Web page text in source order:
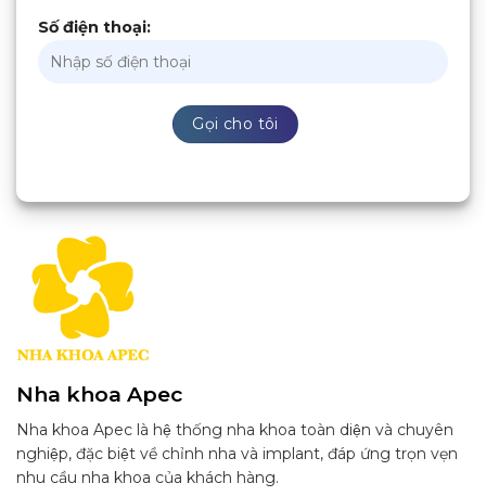
Số điện thoại:
Nha khoa Apec
Nha khoa Apec là hệ thống nha khoa toàn diện và chuyên
nghiệp, đặc biệt về chỉnh nha và implant, đáp ứng trọn vẹn
nhu cầu nha khoa của khách hàng.